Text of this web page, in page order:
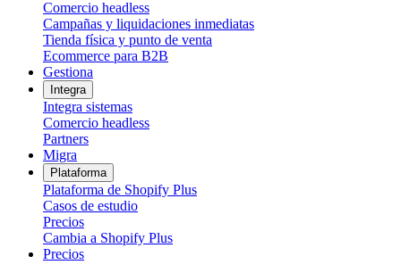
Comercio headless
Campañas y liquidaciones inmediatas
Tienda física y punto de venta
Ecommerce para B2B
Gestiona
Integra
Integra sistemas
Comercio headless
Partners
Migra
Plataforma
Plataforma de Shopify Plus
Casos de estudio
Precios
Cambia a Shopify Plus
Precios